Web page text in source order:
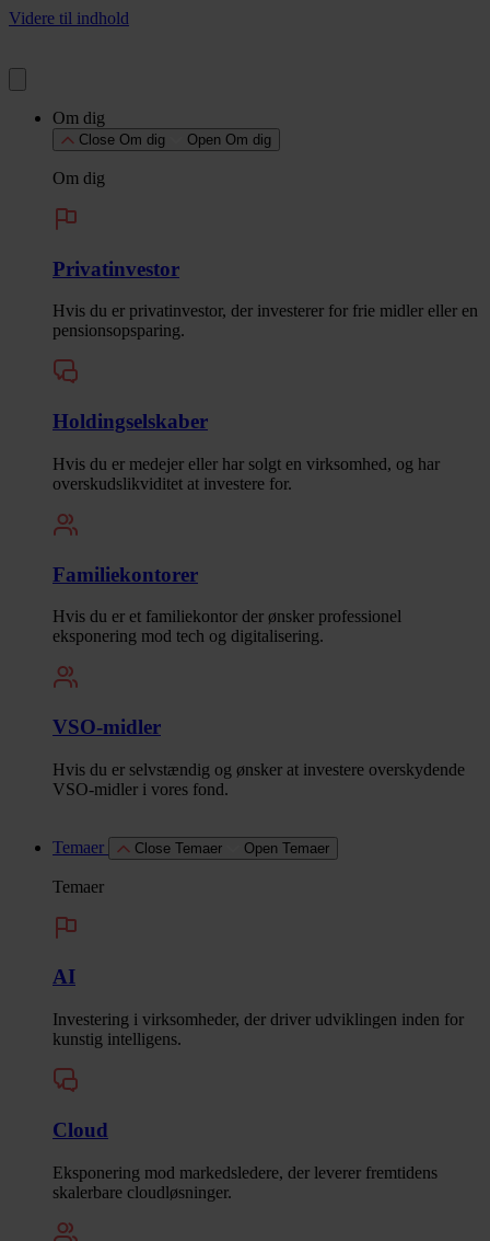
Videre til indhold
Om dig
Close Om dig Open Om dig
Om dig
Privatinvestor
Hvis du er privatinvestor, der investerer for frie midler eller en
pensionsopsparing.
Holdingselskaber
Hvis du er medejer eller har solgt en virksomhed, og har
overskudslikviditet at investere for.
Familiekontorer
Hvis du er et familiekontor der ønsker professionel
eksponering mod tech og digitalisering.
VSO-midler
Hvis du er selvstændig og ønsker at investere overskydende
VSO-midler i vores fond.
Temaer Close Temaer Open Temaer
Temaer
AI
Investering i virksomheder, der driver udviklingen inden for
kunstig intelligens.
Cloud
Eksponering mod markedsledere, der leverer fremtidens
skalerbare cloudløsninger.